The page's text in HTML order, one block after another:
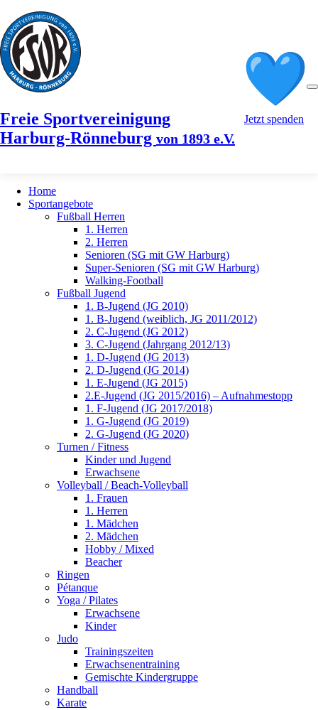
Freie Sportvereinigung
Harburg-Rönneburg von 1893 e.V.
Jetzt spenden
Home
Sportangebote
Fußball Herren
1. Herren
2. Herren
Senioren (SG mit GW Harburg)
Super-Senioren (SG mit GW Harburg)
Walking-Football
Fußball Jugend
1. B-Jugend (JG 2010)
1. B-Jugend (weiblich, JG 2011/2012)
2. C-Jugend (JG 2012)
3. C-Jugend (Jahrgang 2012/13)
1. D-Jugend (JG 2013)
2. D-Jugend (JG 2014)
1. E-Jugend (JG 2015)
2.E-Jugend (JG 2015/2016) – Aufnahmestopp
1. F-Jugend (JG 2017/2018)
1. G-Jugend (JG 2019)
2. G-Jugend (JG 2020)
Turnen / Fitness
Kinder und Jugend
Erwachsene
Volleyball / Beach-Volleyball
1. Frauen
1. Herren
1. Mädchen
2. Mädchen
Hobby / Mixed
Beacher
Ringen
Pétanque
Yoga / Pilates
Erwachsene
Kinder
Judo
Trainingszeiten
Erwachsenentraining
Gemischte Kindergruppe
Handball
Karate